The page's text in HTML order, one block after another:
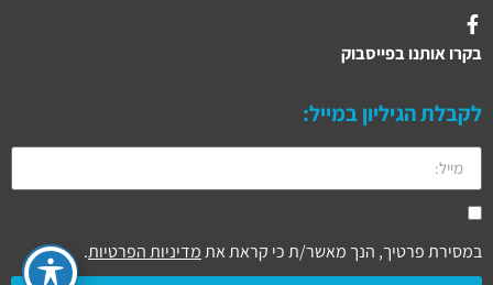
בקרו אותנו בפייסבוק
לקבלת הגיליון במייל:
במסירת פרטיך, הנך מאשר/ת כי קראת אתמדיניות הפרטיות.